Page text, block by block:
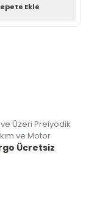
Ekle
ve Üzeri Preiyodik
ve Motor
Ücretsiz